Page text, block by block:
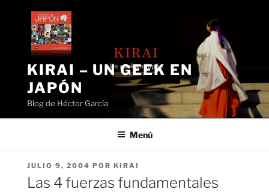
contenido
KIRAI – UN GEEK EN
JAPÓN
Blog de Héctor García
Menú
PUBLICADO
EL
JULIO 9, 2004 POR KIRAI
Las 4 fuerzas fundamentales